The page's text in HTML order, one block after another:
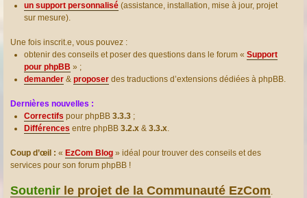
un support personnalisé (assistance, installation, mise à jour, projet
sur mesure).
Une fois inscrit.e, vous pouvez :
obtenir des conseils et poser des questions dans le forum « Support
pour phpBB » ;
demander & proposer des traductions d’extensions dédiées à phpBB.
Dernières nouvelles :
Correctifs pour phpBB 3.3.3 ;
Différences entre phpBB 3.2.x & 3.3.x.
Coup d’œil : « EzCom Blog » idéal pour trouver des conseils et des
services pour son forum phpBB !
Soutenir le projet de la Communauté EzCom.